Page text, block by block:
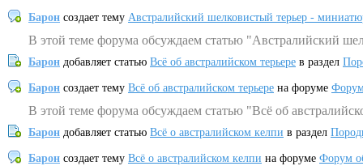
Барон создает тему Австралийский шелковистый терьер -
В этой теме форума обсуждаем статью "Австралийский
Барон добавляет статью Всё об австралийском терьере в раздел
Барон создает тему Всё об австралийском терьере на форуме
В этой теме форума обсуждаем статью "Всё об
Барон добавляет статью Всё о австралийском келпи в раздел
Барон создает тему Всё о австралийском келпи на форуме Форум